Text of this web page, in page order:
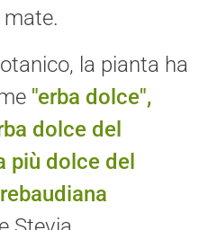
la pianta ha
"erba dolce",
dolce del
più dolce del